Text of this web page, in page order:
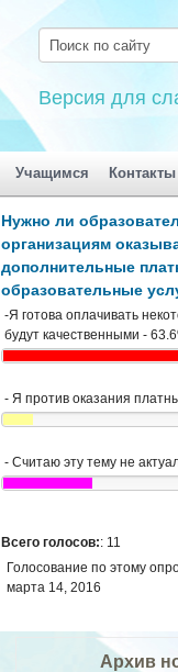
Версия для
Учащимся Контакты
Нужно ли
организациям
дополнительные
образовательные
-Я готова оплачивать
будут качественными -
- Я против оказания
- Считаю эту тему не
Всего голосов:: 11
Голосование по этому
марта 14, 2016
Архив